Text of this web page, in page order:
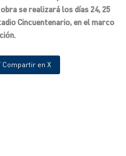
se realizará los días 24, 25
Cincuentenario, en el marco
Compartir en X